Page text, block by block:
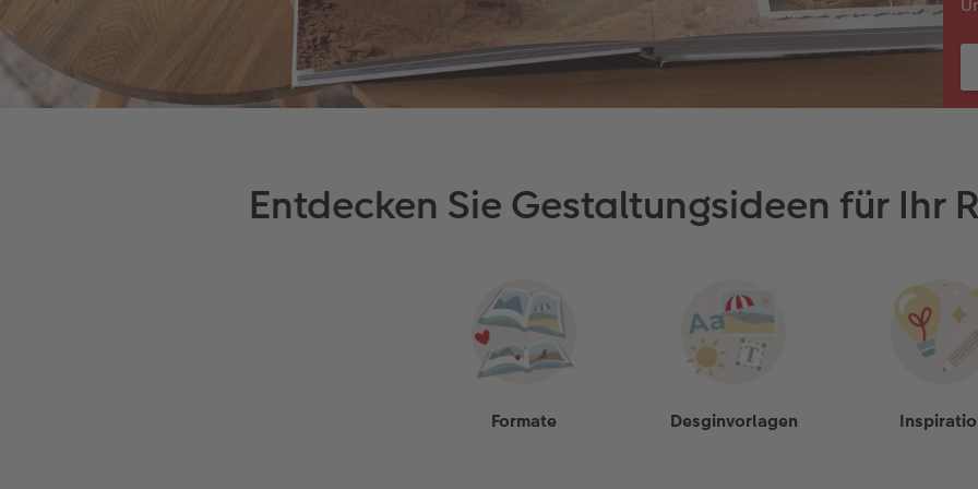
Entdecken Sie Gestaltungsideen für Ihr
Formate Desginvorlagen